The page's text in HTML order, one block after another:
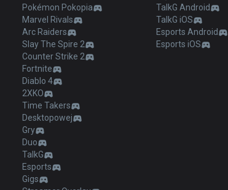
Pokémon Pokopia
Marvel Rivals
Arc Raiders
Slay The Spire 2
Counter Strike 2
Fortnite
Diablo 4
2XKO
Time Takers
Desktopowej
Gry
Duo
TalkG
Esports
Gigs
TalkG Android
TalkG iOS
Esports Android
Esports iOS